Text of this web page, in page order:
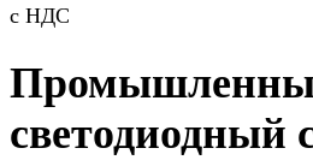
с НДС
светодиодный